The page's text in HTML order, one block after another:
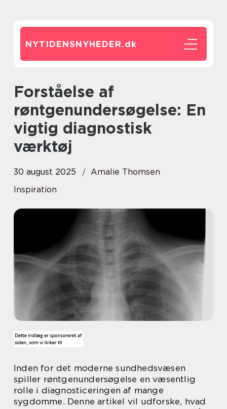
NYTIDENSNYHEDER.dk
Forståelse af
røntgenundersøgelse: En
vigtig diagnostisk
værktøj
30 august 2025
Amalie Thomsen
Inspiration
Inden for det moderne sundhedsvæsen
spiller røntgenundersøgelse en væsentlig
rolle i diagnosticeringen af mange
sygdomme. Denne artikel vil udforske, hvad